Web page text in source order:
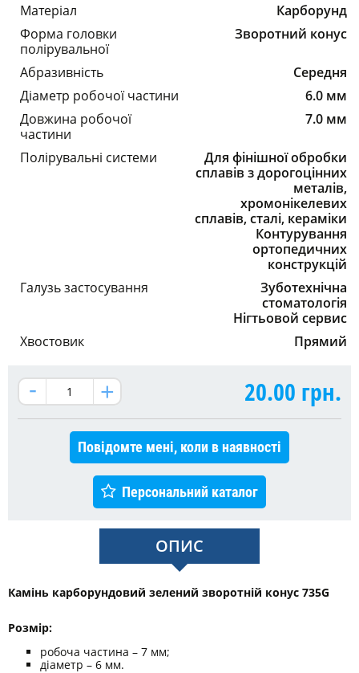
Матеріал
Карборунд
Форма головки
полірувальної
Зворотний конус
Абразивність
Середня
Діаметр робочої частини
6.0 мм
Довжина робочої
частини
7.0 мм
Полірувальні системи
Для фінішної обробки
сплавів з дорогоцінних
металів,
хромонікелевих
сплавів, сталі, кераміки
Контурування
ортопедичних
конструкцій
Галузь застосування
Зуботехнічна
стоматологія
Нігтьовой сервис
Хвостовик
Прямий
20.00 грн.
Повідомте мені, коли в наявності
Персональний каталог
ОПИС
Камінь карборундовий зелений зворотній конус 735G
Розмір:
робоча частина – 7 мм;
діаметр – 6 мм.